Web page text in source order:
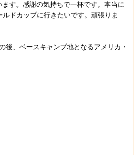
す。感謝の気持ちで一杯です。本当に
ドカップに行きたいです。頑張りま
、ベースキャンプ地となるアメリカ・